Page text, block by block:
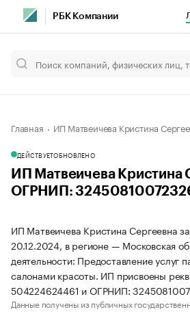
РБК Компании
Главная ИП Матвеичева Кристина
ДЕЙСТВУЕТОБНОВЛЕНО
ИП Матвеичева Кристина
ОГРНИП:
ИП Матвеичева Кристина Сергеевна
20.12.2024, в регионе — Московская
деятельности: Предоставление услуг
салонами красоты. ИП присвоены
504224624461 и ОГРНИП:
Данные получены из публичных